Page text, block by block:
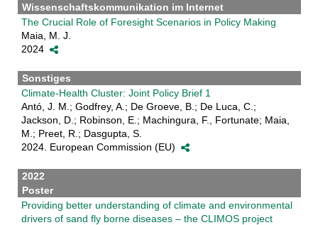
Wissenschaftskommunikation im Internet
The Crucial Role of Foresight Scenarios in Policy Making
Maia, M. J.
2024
Sonstiges
Climate-Health Cluster: Joint Policy Brief 1
Antó, J. M.; Godfrey, A.; De Groeve, B.; De Luca, C.;
Jackson, D.; Robinson, E.; Machingura, F., Fortunate; Maia,
M.; Preet, R.; Dasgupta, S.
2024. European Commission (EU)
2022
Poster
Providing better understanding of climate and environmental
drivers of sand fly borne diseases – the CLIMOS project